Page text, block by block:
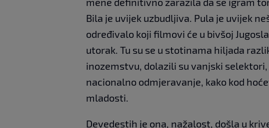
Bila je uvijek uzbudljiva. Pula je uvijek
određivalo koji filmovi će u bivšoj
utorak. Tu su se u stotinama hiljada
inozemstvu, dolazili su vanjski
nacionalno odmjeravanje, kako kod
mladosti.
Devedestih je ona, nažalost, došla u